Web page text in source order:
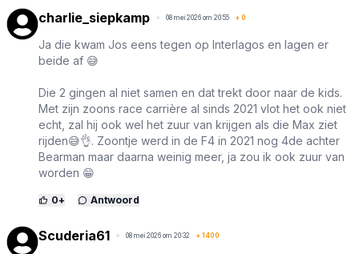
charlie_siepkamp 08 mei 2026 om 20:55 + 0
Ja die kwam Jos eens tegen op Interlagos en lagen er
beide af 😅
Die 2 gingen al niet samen en dat trekt door naar de kids.
Met zijn zoons race carrière al sinds 2021 vlot het ook niet
echt, zal hij ook wel het zuur van krijgen als die Max ziet
rijden😅👌. Zoontje werd in de F4 in 2021 nog 4de achter
Bearman maar daarna weinig meer, ja zou ik ook zuur van
worden 😁
0+ Antwoord
Scuderia61 08 mei 2026 om 20:32 + 1400